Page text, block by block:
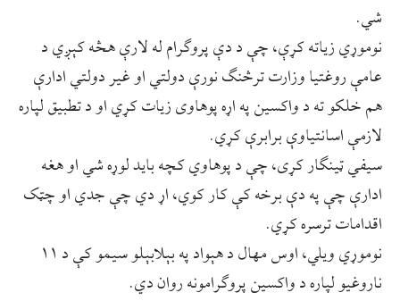
شي.
نوموړي زیاته کړې، چې د دې پروګرام له لارې هڅه کېږي د
عامې روغتیا وزارت ترڅنګ نورې دولتي او غیر دولتي ادارې
هم خلکو ته د واکسین په اړه پوهاوی زیات کړي او د تطبیق لپاره
لازمې اسانتیاوې برابرې کړي.
سیفي ټینګار کړی، چې د پوهاوي کچه باید لوړه شي او هغه
ادارې چې په دې برخه کې کار کوي، اړ دي چې جدي او چټک
اقدامات ترسره کړي.
نوموړي ویلي، اوس مهال د هېواد په بېلابېلو سیمو کې د ۱۱
ناروغیو لپاره د واکسین پروګرامونه روان دي.